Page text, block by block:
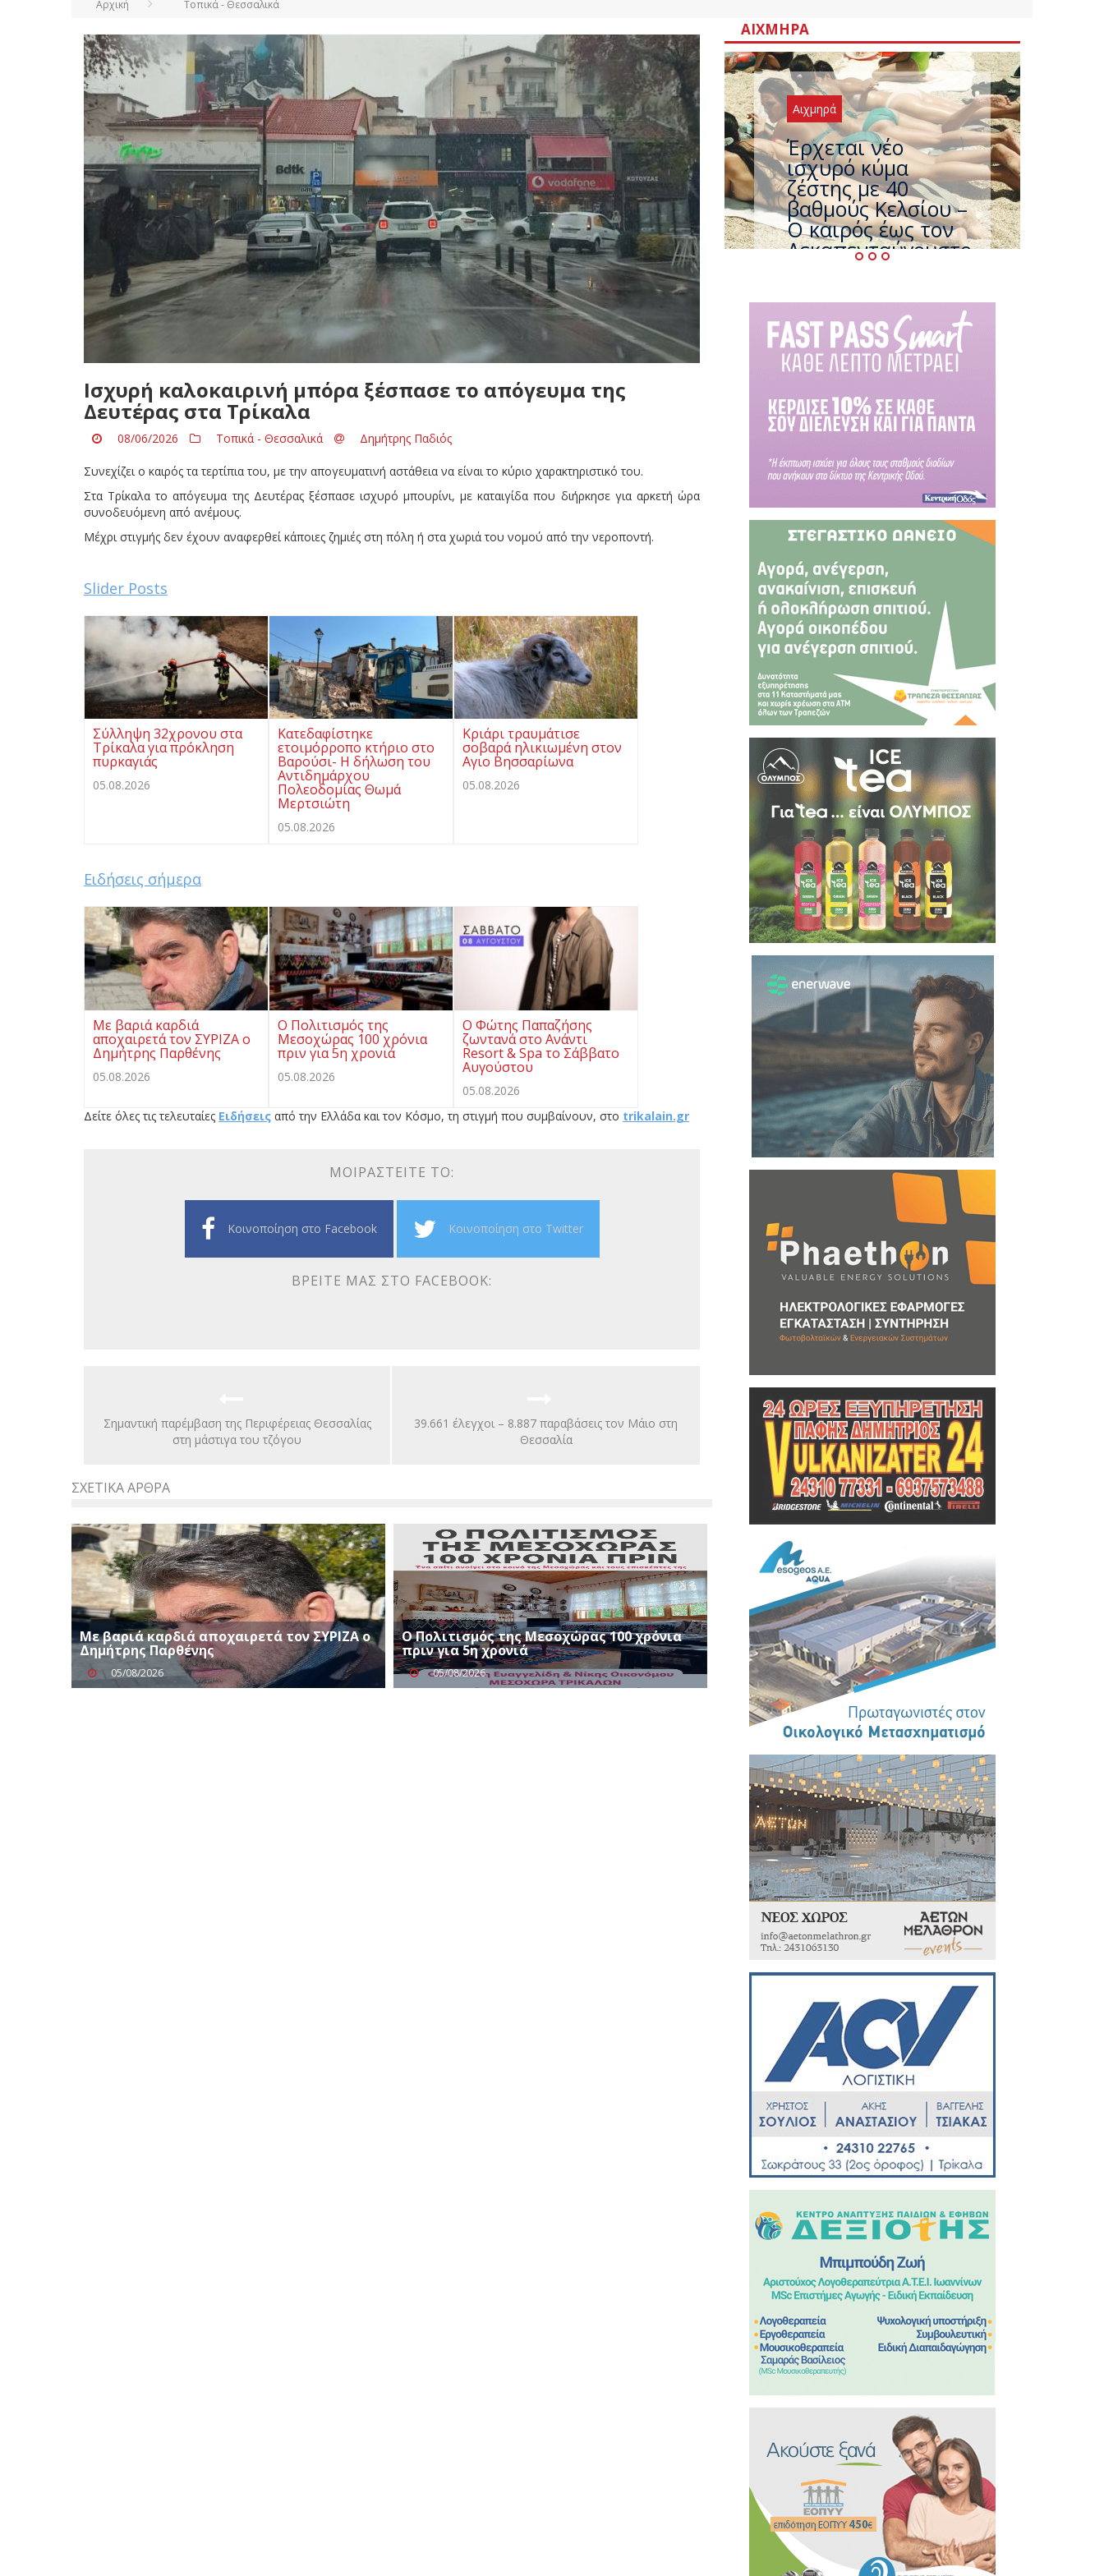
Αρχική Τοπικά - Θεσσαλικά
Ισχυρή καλοκαιρινή μπόρα ξέσπασε το απόγευμα της
Δευτέρας στα Τρίκαλα
08/06/2026 Τοπικά - Θεσσαλικά Δημήτρης Παδιός
Συνεχίζει ο καιρός τα τερτίπια του, με την απογευματινή αστάθεια να είναι το κύριο χαρακτηριστικό του.
Στα Τρίκαλα το απόγευμα της Δευτέρας ξέσπασε ισχυρό μπουρίνι, με καταιγίδα που διήρκησε για αρκετή ώρα
συνοδευόμενη από ανέμους.
Μέχρι στιγμής δεν έχουν αναφερθεί κάποιες ζημιές στη πόλη ή στα χωριά του νομού από την νεροποντή.
Slider Posts
Σύλληψη 32χρονου στα
Τρίκαλα για πρόκληση
πυρκαγιάς
05.08.2026
Κατεδαφίστηκε
ετοιμόρροπο κτήριο στο
Βαρούσι- Η δήλωση του
Αντιδημάρχου
Πολεοδομίας Θωμά
Μερτσιώτη
05.08.2026
Κριάρι τραυμάτισε
σοβαρά ηλικιωμένη στον
Αγιο Βησσαρίωνα
05.08.2026
Ειδήσεις σήμερα
Με βαριά καρδιά
αποχαιρετά τον ΣΥΡΙΖΑ ο
Δημήτρης Παρθένης
05.08.2026
Ο Πολιτισμός της
Μεσοχώρας 100 χρόνια
πριν για 5η χρονιά
05.08.2026
Ο Φώτης Παπαζήσης
ζωντανά στο Ανάντι
Resort & Spa το Σάββατο
Αυγούστου
05.08.2026
Δείτε όλες τις τελευταίες Ειδήσεις από την Ελλάδα και τον Κόσμο, τη στιγμή που συμβαίνουν, στο trikalain.gr
ΜΟΙΡΑΣΤΕΊΤΕ ΤΟ:
Κοινοποίηση στο Facebook Κοινοποίηση στο Twitter
ΒΡΕΊΤΕ ΜΑΣ ΣΤΟ FACEBOOK:
Σημαντική παρέμβαση της Περιφέρειας Θεσσαλίας
στη μάστιγα του τζόγου
39.661 έλεγχοι – 8.887 παραβάσεις τον Μάιο στη
Θεσσαλία
ΣΧΕΤΙΚΆ ΆΡΘΡΑ
Με βαριά καρδιά αποχαιρετά τον ΣΥΡΙΖΑ ο
Δημήτρης Παρθένης
05/08/2026
Ο Πολιτισμός της Μεσοχώρας 100 χρόνια
πριν για 5η χρονιά
05/08/2026
ΑΙΧΜΗΡΆ
Αιχμηρά
Άφαντος ο
Τσίπρας… την ώρα
που η χώρα
καίγεται